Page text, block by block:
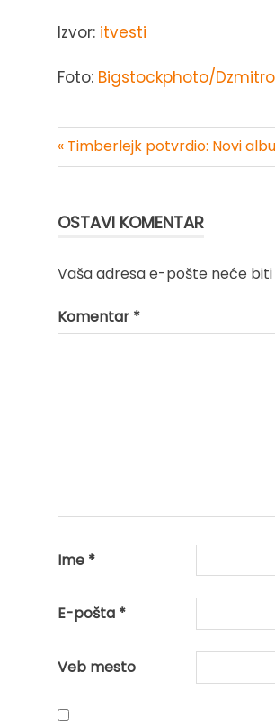
Izvor: itvesti
Foto: Bigstockphoto/
Kretanje
« Timberlejk potvrdio: Novi
OSTAVI KOMENTAR
Vaša adresa e-pošte neće biti
Komentar *
Ime *
E-pošta *
Veb mesto